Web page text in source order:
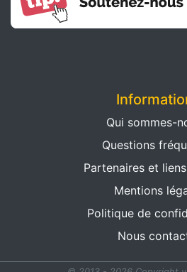
Qui sommes-
Questions
Partenaires et
Mentions
Politique de
Nous